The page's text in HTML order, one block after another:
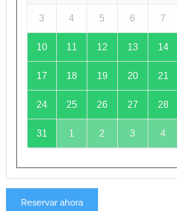
3 4 5 6 7
10 11 12 13 14
17 18 19 20 21
24 25 26 27 28
31 1 2 3 4
Reservar ahora